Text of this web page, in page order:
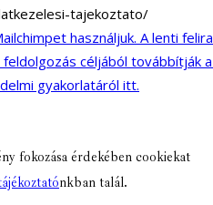
tajekoztato/
használjuk. A lenti
céljából továbbítják
gyakorlatáról itt.
fokozása érdekében cookiekat
nkban talál.